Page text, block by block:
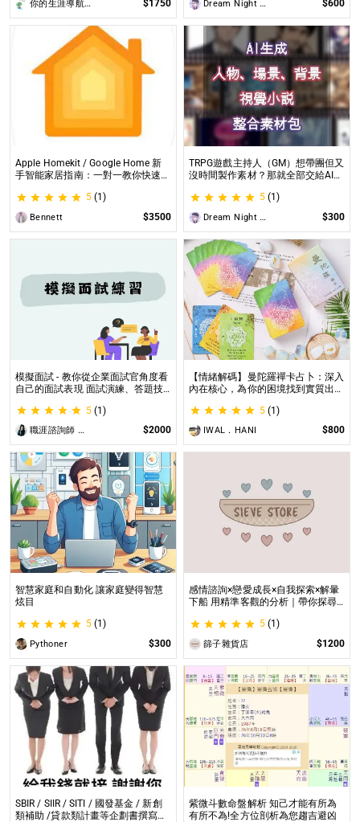
你的生涯導航諮詢師Angel $1750 Dream Night Butterfly $600
Apple Homekit / Google Home 新
手智能家居指南：一對一教你快速入
在線解答，輕鬆打造理想的智慧生活
5 (1)
Bennett $3500
TRPG遊戲主持人（GM）想帶團但又
沒時間製作素材？那就全部交給AI來
TRPG主持人（GM）們所開設的項
目，主要是為了讓主持人能少準備一
些東西。
5 (1)
Dream Night Butterfly $300
模擬面試 - 教你從企業面試官角度看
自己的面試表現 面試演練、答題技
5 (1)
職涯諮詢師 阿紫 $2000
【情緒解碼】曼陀羅禪卡占卜：深入
內在核心，為你的困境找到實質出口
情緒解析，打破人生卡關循環
5 (1)
IWAL．HANI $800
智慧家庭和自動化 讓家庭變得智慧
炫目
5 (1)
Pythoner $300
感情諮詢×戀愛成長×自我探索×解暈
下船 用精準客觀的分析｜帶你探尋
5 (1)
篩子雜貨店 $1200
SBIR / SIIR / SITI / 國發基金 / 新創
類補助 /貸款類計畫等企劃書撰寫
紫微斗數命盤解析 知己才能有所為
有所不為!全方位剖析為您趨吉避凶